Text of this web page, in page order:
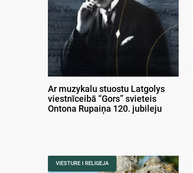
Ar muzykalu stuostu Latgolys
viestnīceibā “Gors” svieteis
Ontona Rupaiņa 120. jubileju
VIESTURE I RELIGEJA